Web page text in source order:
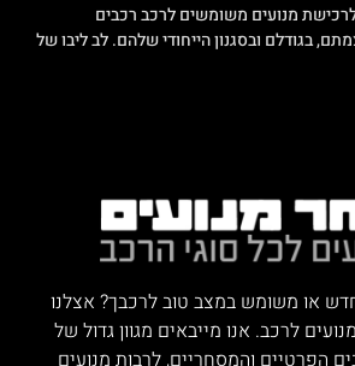
מנועים משומשים לרכב רכבים
בגודלם ובסגנון הייחודי שלהם. לב ליבו של
או משומש במצב טוב לרכבך? אצלנו
לרכב. אנו מייבאים מגוון גדול של
הפרטיים והמסחריים, לרבות מנועים